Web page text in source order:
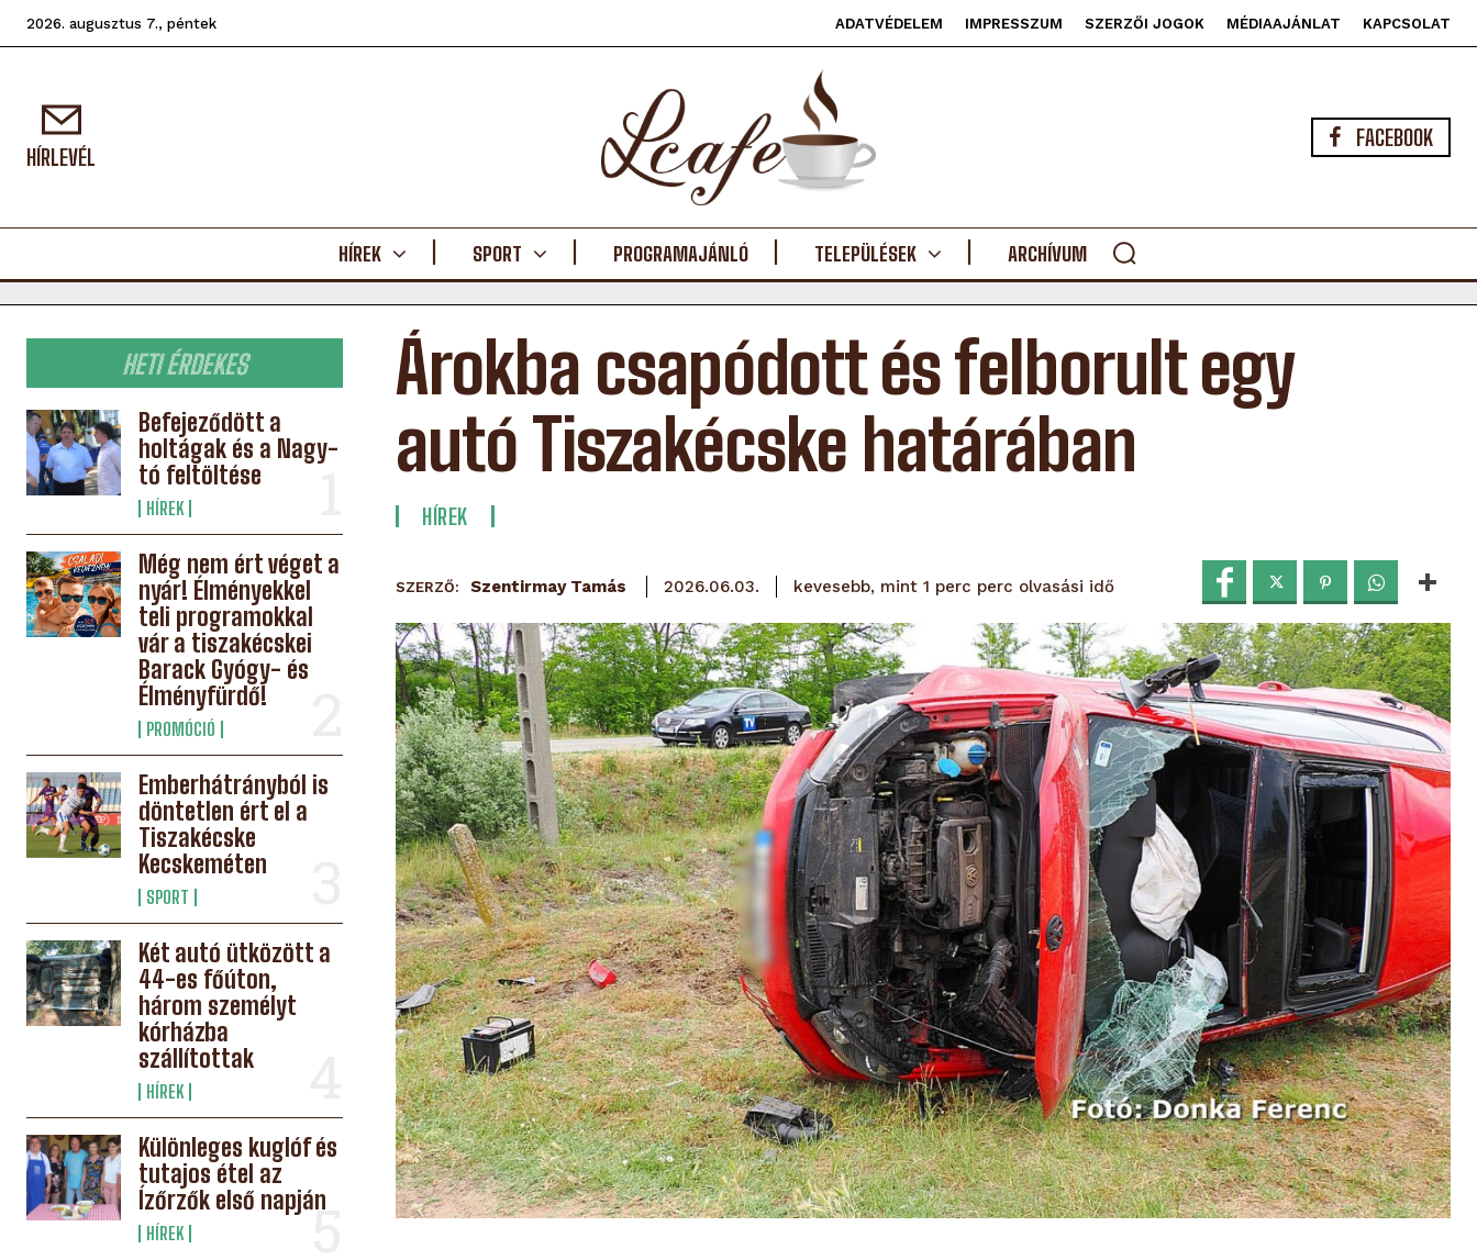
2026. augusztus 7., péntek ADATVÉDELEM IMPRESSZUM SZERZŐI JOGOK MÉDIAAJÁNLAT KAPCSOLAT
HÍRLEVÉL
FACEBOOK
HÍREK SPORT PROGRAMAJÁNLÓ TELEPÜLÉSEK ARCHÍVUM
HETI ÉRDEKES
Befejeződött a
holtágak és a Nagy-
tó feltöltése
HÍREK
Még nem ért véget a
nyár! Élményekkel
teli programokkal
vár a tiszakécskei
Barack Gyógy- és
Élményfürdő!
PROMÓCIÓ
Emberhátrányból is
döntetlen ért el a
Tiszakécske
Kecskeméten
SPORT
Két autó ütközött a
44-es főúton,
három személyt
kórházba
szállítottak
HÍREK
Különleges kuglóf és
tutajos étel az
Ízőrzők első napján
HÍREK
Árokba csapódott és felborult egy
autó Tiszakécske határában
HÍREK
SZERZŐ: Szentirmay Tamás 2026.06.03. kevesebb, mint 1 perc perc olvasási idő